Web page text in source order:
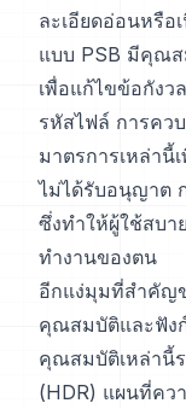
ละเอียดอ่อนหรือ
แบบ PSB มีคุณ
เพื่อแก้ไขข้อกังว
รหัสไฟล์ การคว
มาตรการเหล่านี้
ไม่ได้รับอนุญาต
ซึ่งทำให้ผู้ใช้สบา
ทำงานของตน
อีกแง่มุมที่สำคัญ
คุณสมบัติและฟัง
คุณสมบัติเหล่านี้
(HDR) แผนที่คว